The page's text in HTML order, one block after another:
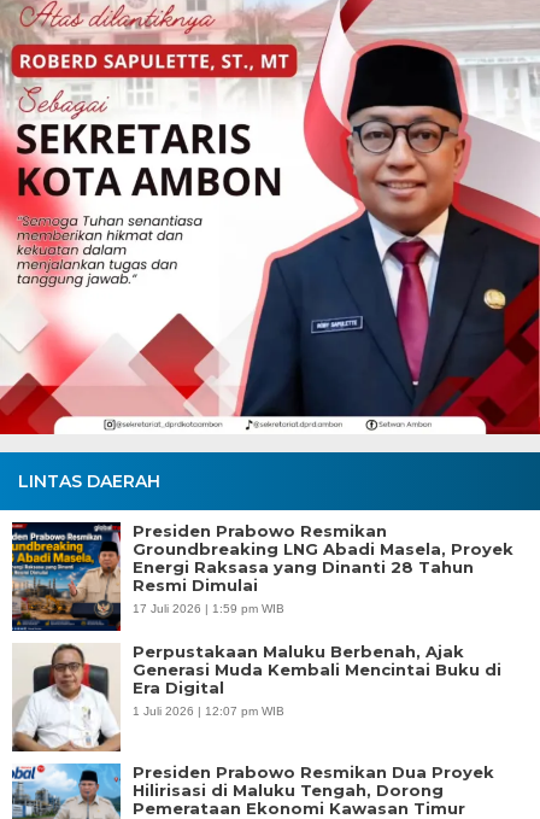
LINTAS DAERAH
Presiden Prabowo Resmikan
Groundbreaking LNG Abadi Masela, Proyek
Energi Raksasa yang Dinanti 28 Tahun
Resmi Dimulai
17 Juli 2026 | 1:59 pm WIB
Perpustakaan Maluku Berbenah, Ajak
Generasi Muda Kembali Mencintai Buku di
Era Digital
1 Juli 2026 | 12:07 pm WIB
Presiden Prabowo Resmikan Dua Proyek
Hilirisasi di Maluku Tengah, Dorong
Pemerataan Ekonomi Kawasan Timur